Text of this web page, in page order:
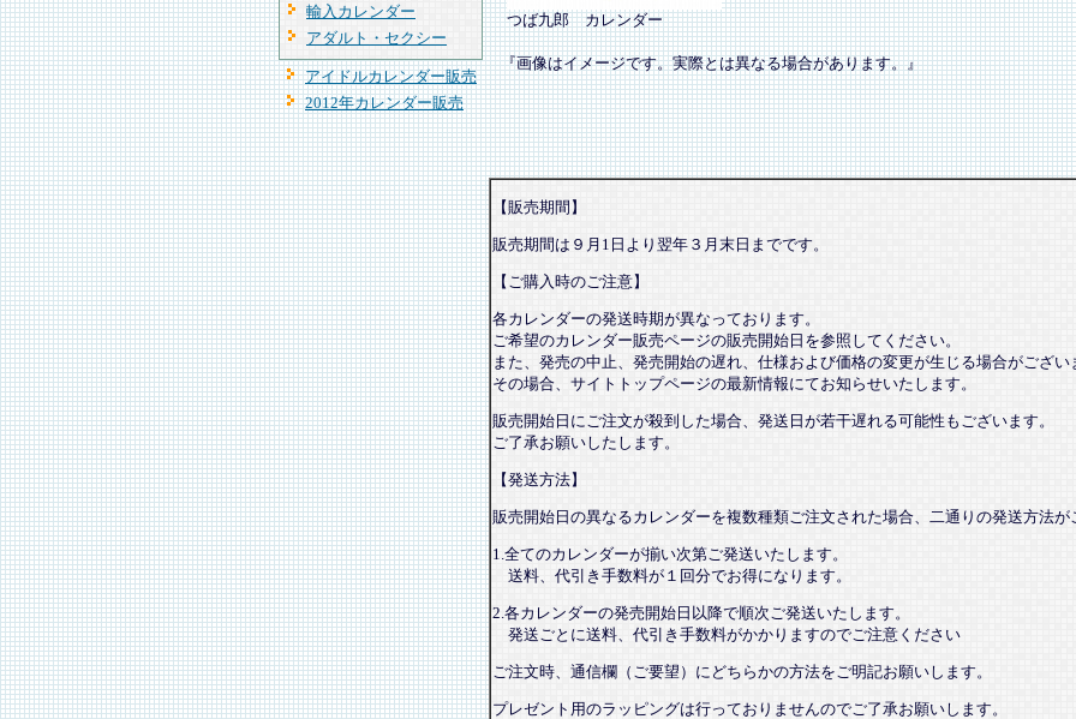
輸入カレンダー
アダルト・セクシー
アイドルカレンダー販売
2012年カレンダー販売
つば九郎 カレンダー
『画像はイメージです。実際とは異なる場合があります。』
【販売期間】
販売期間は９月1日より翌年３月末日までです。
【ご購入時のご注意】
各カレンダーの発送時期が異なっております。
ご希望のカレンダー販売ページの販売開始日を参照してください。
また、発売の中止、発売開始の遅れ、仕様および価格の変更が生じる場合がござい
その場合、サイトトップページの最新情報にてお知らせいたします。
販売開始日にご注文が殺到した場合、発送日が若干遅れる可能性もございます。
ご了承お願いしたします。
【発送方法】
販売開始日の異なるカレンダーを複数種類ご注文された場合、二通りの発送方法が
1.全てのカレンダーが揃い次第ご発送いたします。
送料、代引き手数料が１回分でお得になります。
2.各カレンダーの発売開始日以降で順次ご発送いたします。
発送ごとに送料、代引き手数料がかかりますのでご注意ください
ご注文時、通信欄（ご要望）にどちらかの方法をご明記お願いします。
プレゼント用のラッピングは行っておりませんのでご了承お願いします。